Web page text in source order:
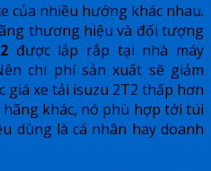
của nhiều hướng khác nhau.
thương hiệu và đối tượng
được lắp rắp tại nhà máy
chi phí sản xuất sẽ giảm
giá xe tải isuzu 2T2 thấp hơn
hãng khác, nó phù hợp tới túi
dùng là cá nhân hay doanh